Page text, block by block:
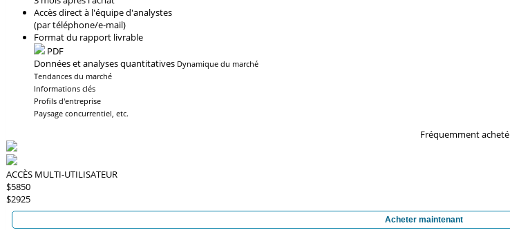
Accès direct à l'équipe d'analystes
(par téléphone/e-mail)
Format du rapport livrable
PDF
Données et analyses quantitatives Dynamique du marché
Tendances du marché
Informations clés
Profils d'entreprise
Paysage concurrentiel, etc.
Fréquemment acheté
ACCÈS MULTI-UTILISATEUR
$5850
$2925
Acheter maintenant